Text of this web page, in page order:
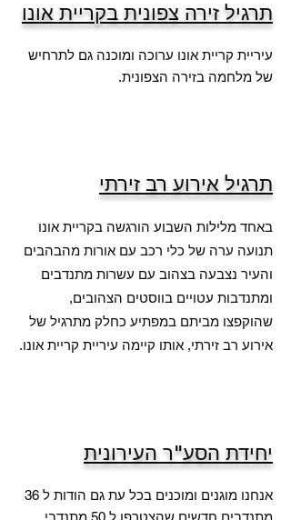
תרגיל זירה צפונית בקריית אונו
עיריית קריית אונו ערוכה ומוכנה גם לתרחיש
של מלחמה בזירה הצפונית.
תרגיל אירוע רב זירתי
באחד מלילות השבוע הורגשה בקריית אונו
תנועה ערה של כלי רכב עם אורות מהבהבים
והעיר נצבעה בצהוב עם עשרות מתנדבים
ומתנדבות עטויים בווסטים הצהובים,
שהוקפצו מביתם במפתיע כחלק מתרגיל של
אירוע רב זירתי, אותו קיימה עיריית קריית אונו.
יחידת הסע"ר העירונית
אנחנו מוגנים ומוכנים בכל עת גם הודות ל 36
מתנדבים חדשים שהצטרפו ל 50 מתנדבי